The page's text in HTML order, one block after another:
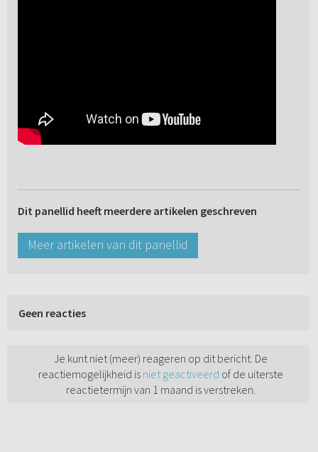
Dit panellid heeft meerdere artikelen geschreven
Meer artikelen van dit panellid
Geen reacties
Je kunt niet (meer) reageren op dit bericht. De
reactiemogelijkheid is niet geactiveerd of de uiterste
reactietermijn van 1 maand is verstreken.